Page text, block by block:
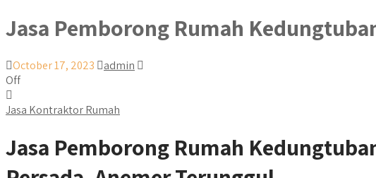
Jasa Pemborong Rumah
October 17, 2023
admin
Off
Jasa Kontraktor Rumah
Jasa Pemborong Rumah